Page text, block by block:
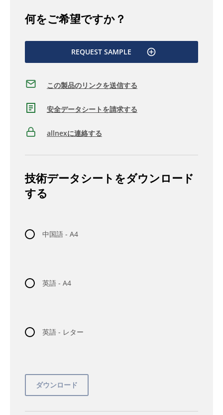
何をご希望ですか？
REQUEST SAMPLE
この製品のリンクを送信する
安全データシートを請求する
allnexに連絡する
技術データシートをダウンロード
する
中国語 - A4
英語 - A4
英語 - レター